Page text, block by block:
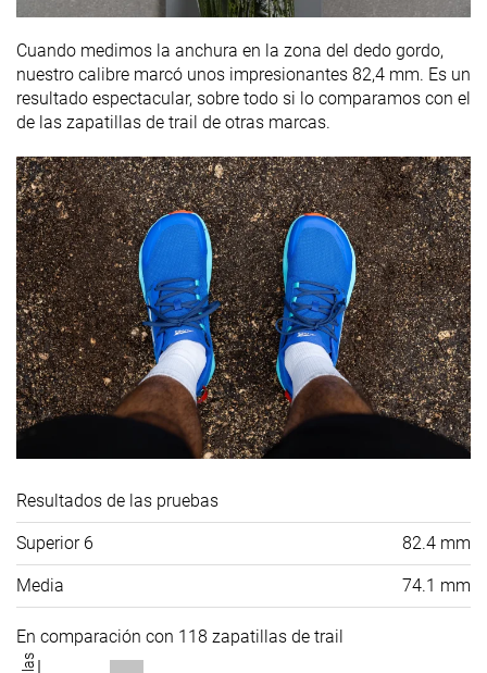
Cuando medimos la anchura en la zona del dedo gordo,
nuestro calibre marcó unos impresionantes 82,4 mm. Es un
resultado espectacular, sobre todo si lo comparamos con el
de las zapatillas de trail de otras marcas.
Resultados de las pruebas
Superior 6 82.4 mm
Media 74.1 mm
En comparación con 118 zapatillas de trail